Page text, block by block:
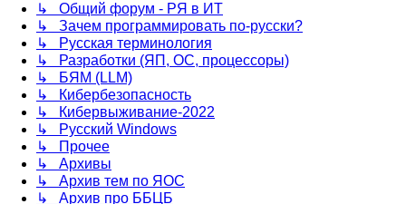
↳ Общий форум - РЯ в ИТ
↳ Зачем программировать по-русски?
↳ Русская терминология
↳ Разработки (ЯП, ОС, процессоры)
↳ БЯМ (LLM)
↳ Кибербезопасность
↳ Кибервыживание-2022
↳ Русский Windows
↳ Прочее
↳ Архивы
↳ Архив тем по ЯОС
↳ Архив про ББЦБ